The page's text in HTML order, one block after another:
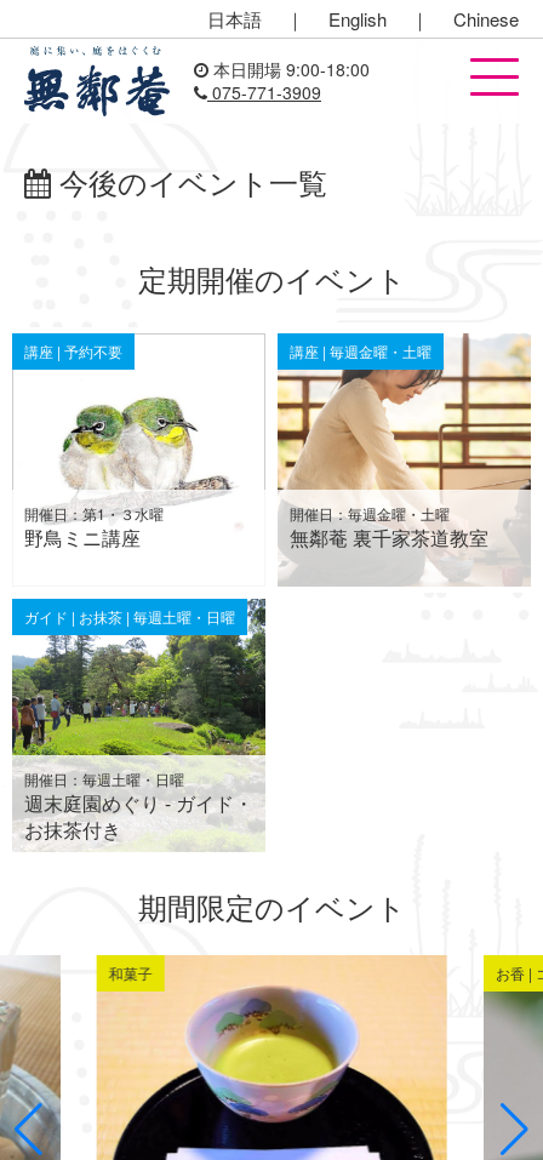
日本語 ｜ English ｜ Chinese
本日開場 9:00-18:00
075-771-3909
今後のイベント一覧
定期開催のイベント
講座 | 予約不要
開催日：第1・３水曜
野鳥ミニ講座
講座 | 毎週金曜・土曜
開催日：毎週金曜・土曜
無鄰菴 裏千家茶道教室
ガイド | お抹茶 | 毎週土曜・日曜
開催日：毎週土曜・日曜
週末庭園めぐり - ガイド・
お抹茶付き
期間限定のイベント
和菓子 お香 |